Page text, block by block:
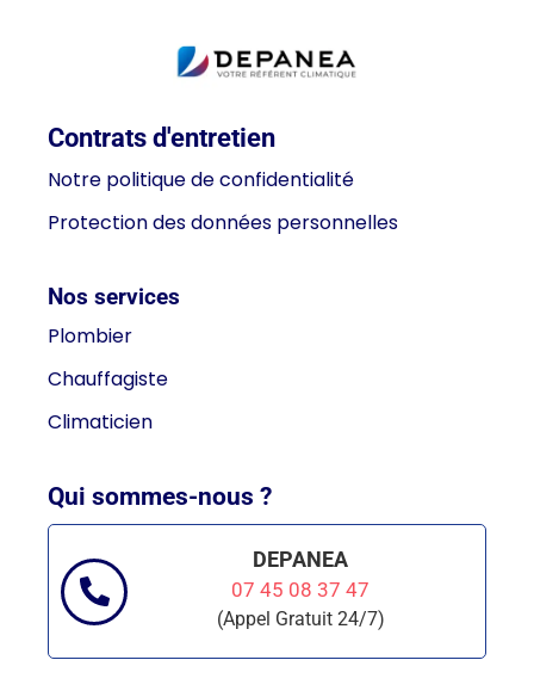
Contrats d'entretien
Notre politique de confidentialité
Protection des données personnelles
Nos services
Plombier
Chauffagiste
Climaticien
Qui sommes-nous ?
DEPANEA
07 45 08 37 47
(Appel Gratuit 24/7)